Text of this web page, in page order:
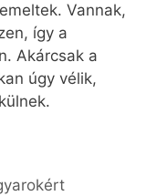
Vannak,
így a
Akárcsak a
úgy vélik,